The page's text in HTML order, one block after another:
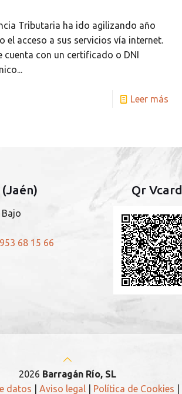
Tributaria ha ido agilizando año
el acceso a sus servicios vía internet.
cuenta con un certificado o DNI
Leer más
Bajo
953 68 15 66
Qr Vcard
2026 Barragán Río, SL
datos
Aviso legal| Política de Cookies